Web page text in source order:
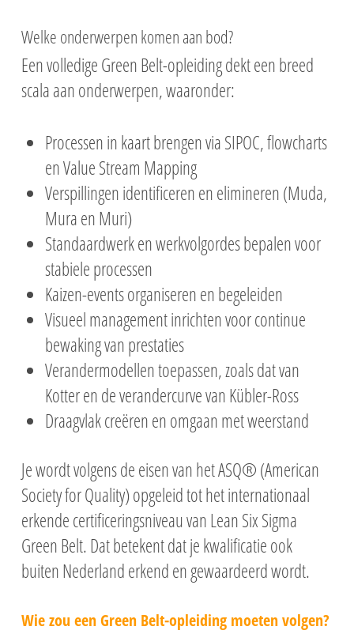
Welke onderwerpen komen aan bod?
Een volledige Green Belt-opleiding dekt een breed
scala aan onderwerpen, waaronder:
Processen in kaart brengen via SIPOC, flowcharts
en Value Stream Mapping
Verspillingen identificeren en elimineren (Muda,
Mura en Muri)
Standaardwerk en werkvolgordes bepalen voor
stabiele processen
Kaizen-events organiseren en begeleiden
Visueel management inrichten voor continue
bewaking van prestaties
Verandermodellen toepassen, zoals dat van
Kotter en de verandercurve van Kübler-Ross
Draagvlak creëren en omgaan met weerstand
Je wordt volgens de eisen van het ASQ® (American
Society for Quality) opgeleid tot het internationaal
erkende certificeringsniveau van Lean Six Sigma
Green Belt. Dat betekent dat je kwalificatie ook
buiten Nederland erkend en gewaardeerd wordt.
Wie zou een Green Belt-opleiding moeten volgen?